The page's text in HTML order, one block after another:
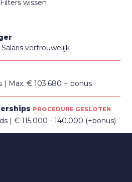
Filters wissen
Salaris vertrouwelijk
Max. € 103.680 + bonus
PROCEDURE GESLOTEN
€ 115.000 - 140.000 (+bonus)